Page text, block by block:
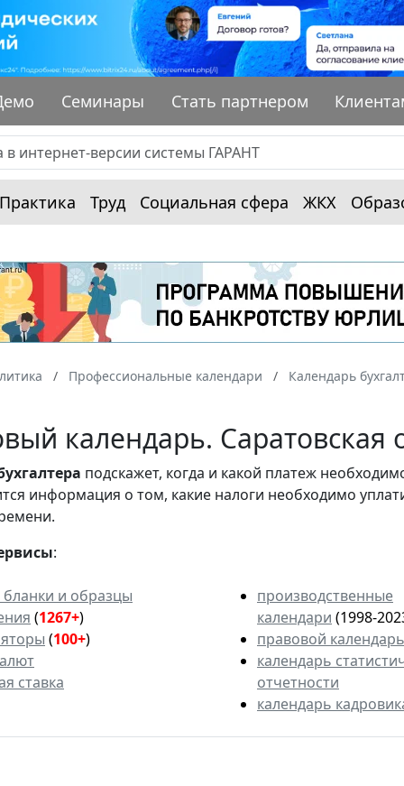
Семинары Стать партнером
Практика Труд Социальная сфера ЖКХ
Профессиональные календари Календарь
календарь. Саратовская
подскажет, когда и какой платеж
информация о том, какие налоги необходимо
:
и образцы
(1267+)
(100+)
ставка
производственные
календари (1998-
правовой календарь
календарь
отчетности
календарь